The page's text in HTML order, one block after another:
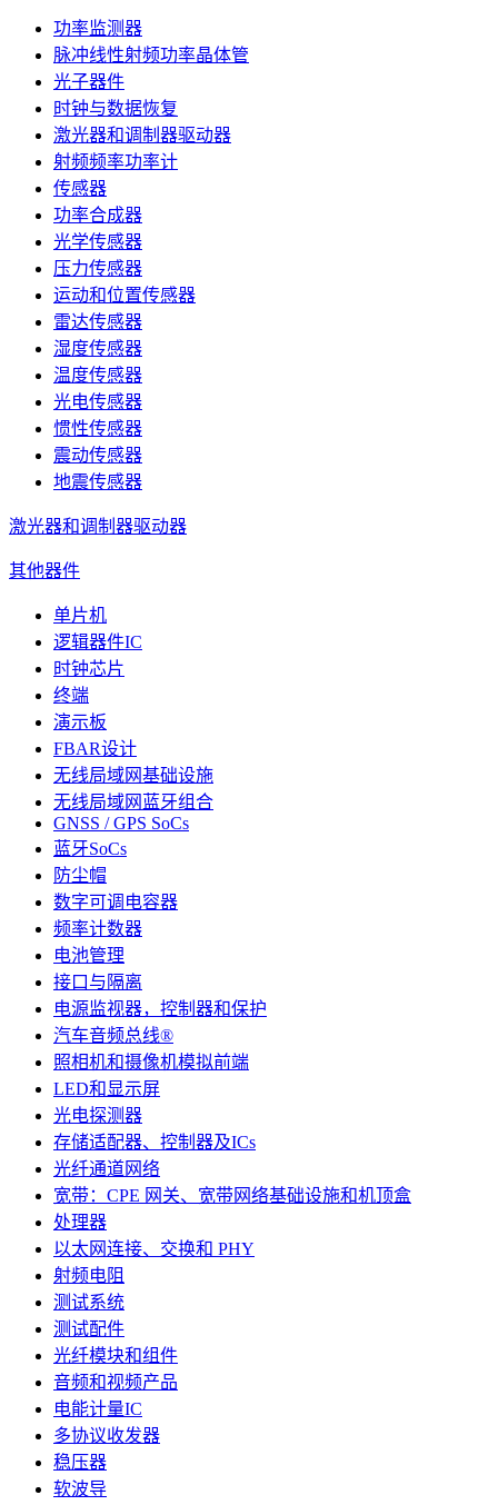
功率监测器
脉冲线性射频功率晶体管
光子器件
时钟与数据恢复
激光器和调制器驱动器
射频频率功率计
传感器
功率合成器
光学传感器
压力传感器
运动和位置传感器
雷达传感器
湿度传感器
温度传感器
光电传感器
惯性传感器
震动传感器
地震传感器
激光器和调制器驱动器
其他器件
单片机
逻辑器件IC
时钟芯片
终端
演示板
FBAR设计
无线局域网基础设施
无线局域网蓝牙组合
GNSS / GPS SoCs
蓝牙SoCs
防尘帽
数字可调电容器
频率计数器
电池管理
接口与隔离
电源监视器，控制器和保护
汽车音频总线®
照相机和摄像机模拟前端
LED和显示屏
光电探测器
存储适配器、控制器及ICs
光纤通道网络
宽带：CPE 网关、宽带网络基础设施和机顶盒
处理器
以太网连接、交换和 PHY
射频电阻
测试系统
测试配件
光纤模块和组件
音频和视频产品
电能计量IC
多协议收发器
稳压器
软波导